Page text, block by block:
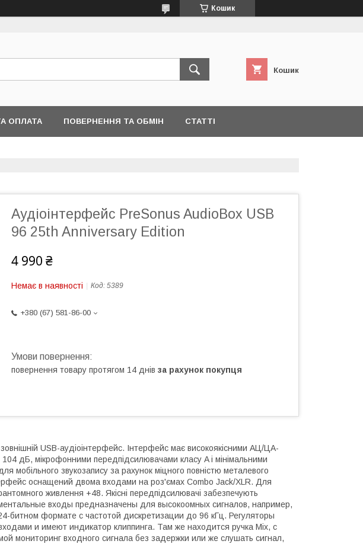
Кошик
Кошик
ОПЛАТА ПОВЕРНЕННЯ ТА ОБМІН СТАТТІ
Аудіоінтерфейс PreSonus AudioBox USB
96 25th Anniversary Edition
4 990 ₴
Немає в наявності Код: 5389
+380 (67) 581-86-00
повернення товару протягом 14 днів за рахунок покупця
USB-аудіоінтерфейс. Інтерфейс має високоякісними АЦ/ЦА-
дБ, мікрофонними передпідсилювачами класу A і мінімальними
мобільного звукозапису за рахунок міцного повністю металевого
оснащений двома входами на роз'ємах Combo Jack/XLR. Для
живлення +48. Якісні передпідсилювачі забезпечують
входы предназначены для высокоомных сигналов, например,
битном формате с частотой дискретизации до 96 кГц. Регуляторы
и имеют индикатор клиппинга. Там же находится ручка Mix, с
мониторинг входного сигнала без задержки или же слушать сигнал,